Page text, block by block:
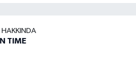
HAKKINDA
TIME